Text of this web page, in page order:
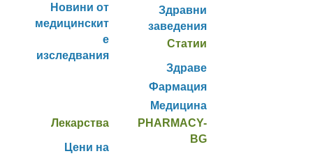
Новини от
медицинскит
е
изследвания
Здравни
заведения
Статии
Здраве
Фармация
Медицина
Лекарства
Цени на
PHARMACY-
BG